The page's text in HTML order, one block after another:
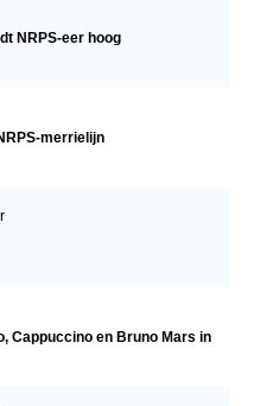
NRPS-eer hoog
merrielijn
Cappuccino en Bruno Mars in